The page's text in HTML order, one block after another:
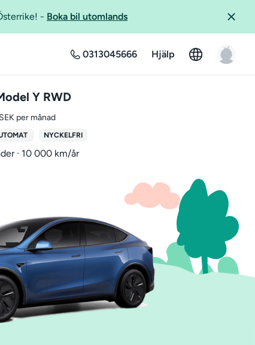
- Boka bil utomlands
0313045666 Hjälp
Y RWD
SEK per månad
NYCKELFRI
· 10 000 km/år